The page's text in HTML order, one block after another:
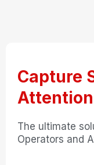
Capture
The ultimate
Operators and